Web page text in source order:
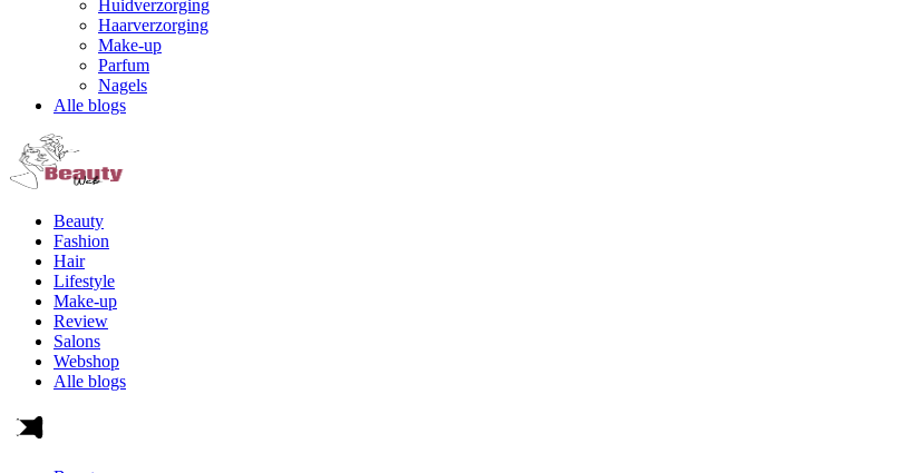
Huidverzorging
Haarverzorging
Make-up
Parfum
Nagels
Alle blogs
Beauty
Fashion
Hair
Lifestyle
Make-up
Review
Salons
Webshop
Alle blogs